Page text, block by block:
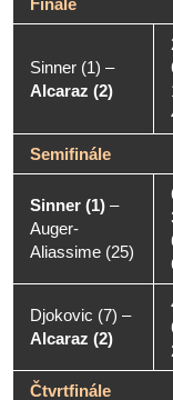
Finále
Sinner (1) –
Alcaraz (2)
Semifinále
Sinner (1) –
Auger-
Aliassime (25)
Djokovic (7) –
Alcaraz (2)
Čtvrtfinále